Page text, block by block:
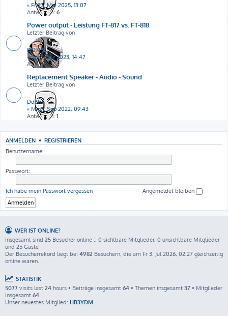
« Fr 23. Mai 2025, 13:07
Antworten: 6
Power output - Leistung FT-817 vs. FT-818
Letzter Beitrag von
DO7PSL
«Sa 2. Dez 2023, 14:47
Antworten:2
Replacement Speaker - Audio - Sound
Letzter Beitrag von
Dd6fm
« Mi 21. Sep 2022, 09:43
Antworten: 1
ANMELDEN • REGISTRIEREN
Benutzername:
Passwort:
Ich habe mein Passwort vergessen Angemeldet bleiben
WER IST ONLINE?
Insgesamt sind 25 Besucher online :: 0 sichtbare Mitglieder, 0 unsichtbare Mitglieder
und 25 Gäste
Der Besucherrekord liegt bei 4982 Besuchern, die am Fr 3. Jul 2026, 02:27 gleichzeitig
online waren.
STATISTIK
5077 visits last 24 hours • Beiträge insgesamt 64 • Themen insgesamt 37 • Mitglieder
insgesamt 64
Unser neuestes Mitglied: HB3YDM